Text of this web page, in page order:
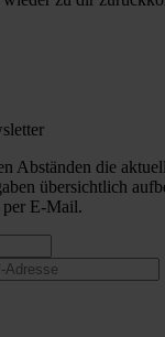
Abständen die
übersichtlich
E-Mail.